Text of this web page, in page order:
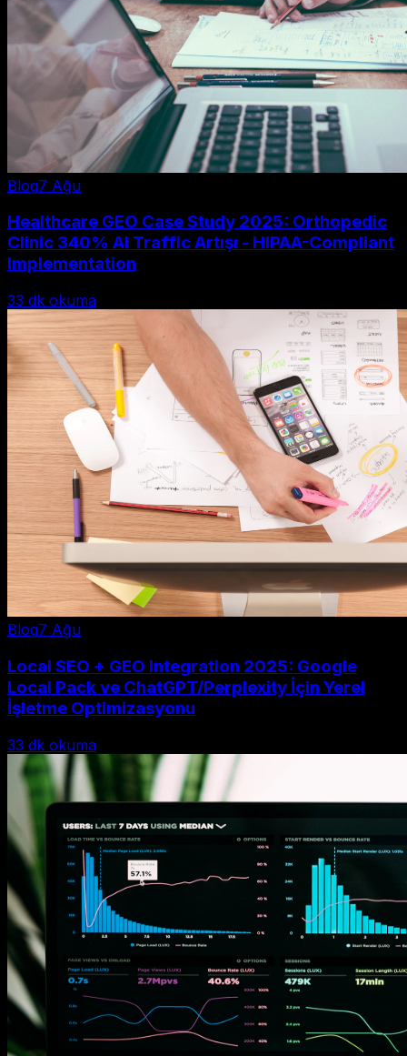
Blog7 Ağu
Healthcare GEO Case Study 2025: Orthopedic
Clinic 340% AI Traffic Artışı - HIPAA-Compliant
Implementation
33 dk okuma
Blog7 Ağu
Local SEO + GEO Integration 2025: Google
Local Pack ve ChatGPT/Perplexity İçin Yerel
İşletme Optimizasyonu
33 dk okuma